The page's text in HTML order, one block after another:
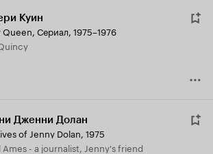
Куин
Queen, Сериал, 1975–1976
Дженни Долан
of Jenny Dolan, 1975
Ames - a journalist, Jenny's friend